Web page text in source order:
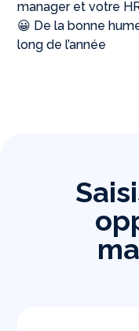
manager et votre
😀 De la bonne
long de l’année